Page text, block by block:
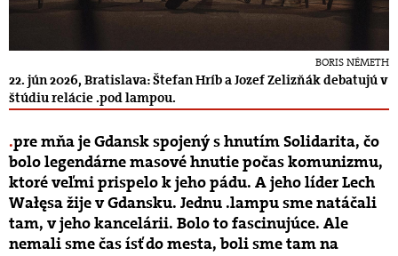
BORIS NÉMETH
22. jún 2026, Bratislava: Štefan Hríb a Jozef Zelizňák debatujú v
štúdiu relácie .pod lampou.
pre mňa je Gdansk spojený s hnutím Solidarita, čo
bolo legendárne masové hnutie počas komunizmu,
ktoré veľmi prispelo k jeho pádu. A jeho líder Lech
Wałęsa žije v Gdansku. Jednu .lampu sme natáčali
tam, v jeho kancelárii. Bolo to fascinujúce. Ale
nemali sme čas ísť do mesta, boli sme tam na